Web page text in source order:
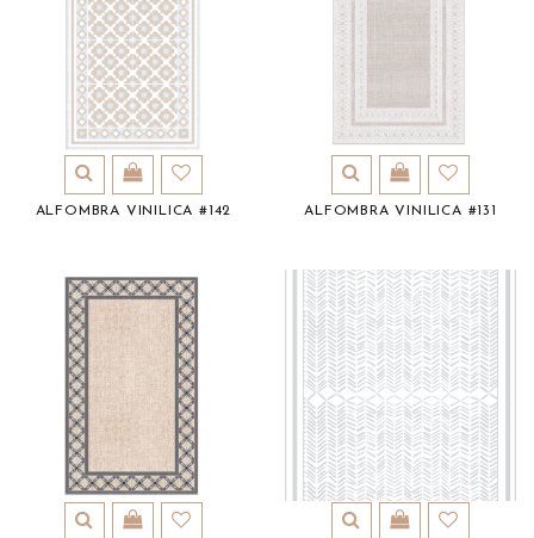
ALFOMBRA VINILICA #142 ALFOMBRA VINILICA #131